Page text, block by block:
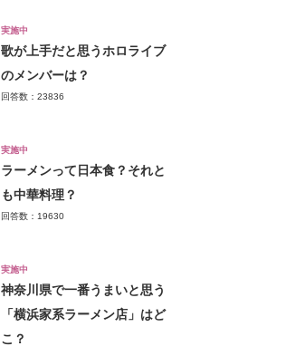
実施中
歌が上手だと思うホロライブ
のメンバーは？
回答数：23836
実施中
ラーメンって日本食？それと
も中華料理？
回答数：19630
実施中
神奈川県で一番うまいと思う
「横浜家系ラーメン店」はど
こ？